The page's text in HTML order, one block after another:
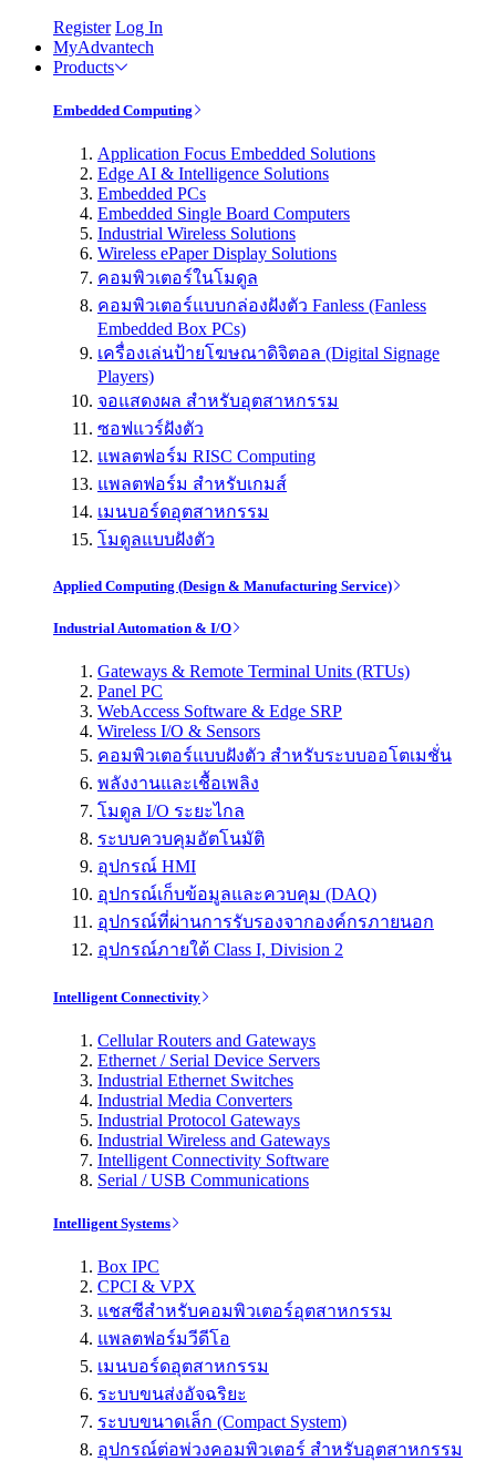
Register Log In
MyAdvantech
Products
Embedded Computing
Application Focus Embedded Solutions
Edge AI & Intelligence Solutions
Embedded PCs
Embedded Single Board Computers
Industrial Wireless Solutions
Wireless ePaper Display Solutions
คอมพิวเตอร์ในโมดูล
คอมพิวเตอร์แบบกล่องฝังตัว Fanless (Fanless
Embedded Box PCs)
เครื่องเล่นป้ายโฆษณาดิจิตอล (Digital Signage
Players)
จอแสดงผล สำหรับอุตสาหกรรม
ซอฟแวร์ฝังตัว
แพลตฟอร์ม RISC Computing
แพลตฟอร์ม สำหรับเกมส์
เมนบอร์ดอุตสาหกรรม
โมดูลแบบฝังตัว
Applied Computing (Design & Manufacturing Service)
Industrial Automation & I/O
Gateways & Remote Terminal Units (RTUs)
Panel PC
WebAccess Software & Edge SRP
Wireless I/O & Sensors
คอมพิวเตอร์แบบฝังตัว สำหรับระบบออโตเมชั่น
พลังงานและเชื้อเพลิง
โมดูล I/O ระยะไกล
ระบบควบคุมอัตโนมัติ
อุปกรณ์ HMI
อุปกรณ์เก็บข้อมูลและควบคุม (DAQ)
อุปกรณ์ที่ผ่านการรับรองจากองค์กรภายนอก
อุปกรณ์ภายใต้ Class I, Division 2
Intelligent Connectivity
Cellular Routers and Gateways
Ethernet / Serial Device Servers
Industrial Ethernet Switches
Industrial Media Converters
Industrial Protocol Gateways
Industrial Wireless and Gateways
Intelligent Connectivity Software
Serial / USB Communications
Intelligent Systems
Box IPC
CPCI & VPX
แชสซีสำหรับคอมพิวเตอร์อุตสาหกรรม
แพลตฟอร์มวีดีโอ
เมนบอร์ดอุตสาหกรรม
ระบบขนส่งอัจฉริยะ
ระบบขนาดเล็ก (Compact System)
อุปกรณ์ต่อพ่วงคอมพิวเตอร์ สำหรับอุตสาหกรรม